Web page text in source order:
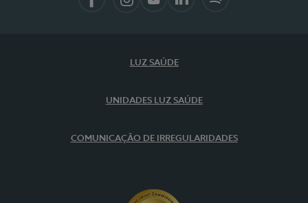
LUZ SAÚDE
UNIDADES LUZ SAÚDE
COMUNICAÇÃO DE IRREGULARIDADES